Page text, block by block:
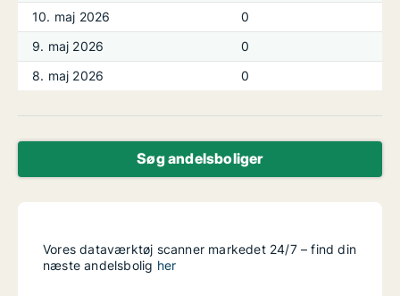
10. maj 2026
0
9. maj 2026
0
8. maj 2026
0
Søg andelsboliger
Vores dataværktøj scanner markedet 24/7 – find din
næste andelsbolig her